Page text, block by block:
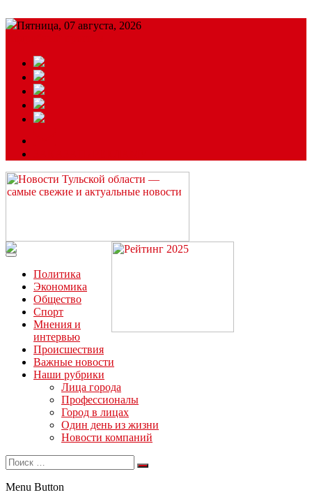
Пятница, 07 августа, 2026
Читайте последние новости дня в Тульской области на сайте
“ЗаНовомосковск”
Политика
Экономика
Общество
Спорт
Мнения и
интервью
Происшествия
Важные новости
Наши рубрики
Лица города
Профессионалы
Город в лицах
Один день из жизни
Новости компаний
Menu Button